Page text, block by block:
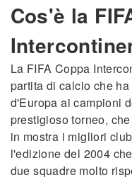
Cos'è la
La FIFA Coppa
partita di calcio che
d'Europa ai campioni
prestigioso torneo,
in mostra i migliori
l'edizione del 2004
due squadre molto